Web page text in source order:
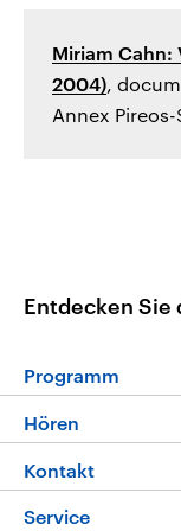
Miriam Cahn:
2004),
Annex
Entdecken Sie
Programm
Die
Hören
Livestream
Kontakt
Service